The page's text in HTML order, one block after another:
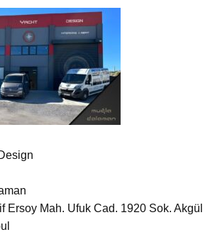
Ersoy Mah. Ufuk Cad. 1920 Sok. Akgül